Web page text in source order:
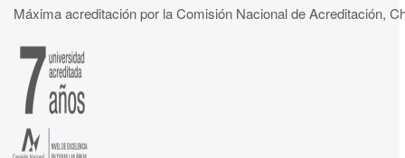
Máxima acreditación por la Comisión Nacional de Acreditación,